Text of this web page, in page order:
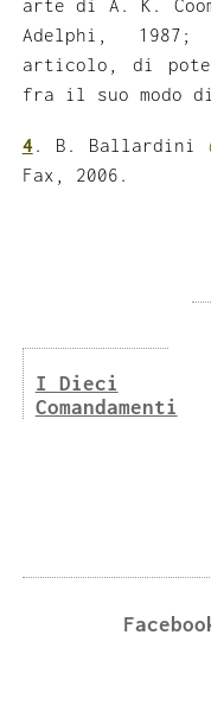
arte di A. K.
Adelphi,
articolo, di
fra il suo modo
4. B. Ballardini
Fax, 2006.
I Dieci
Comandamenti